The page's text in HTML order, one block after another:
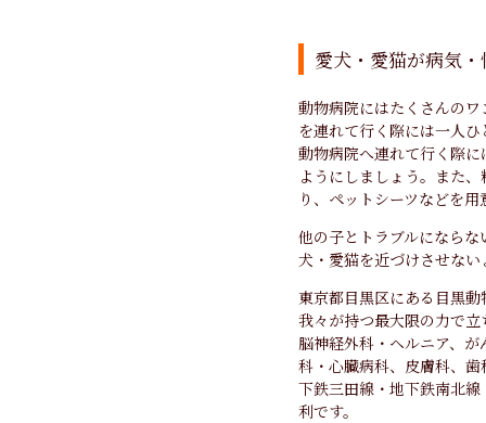
愛犬・愛猫が病気
動物病院にはたくさんの
を連れて行く際には一人
動物病院へ連れて行く際
ようにしましょう。また
り、ペットシーツなどを
他の子とトラブルになら
犬・愛猫を近づけさせな
東京都目黒区にある目黒
我々が持つ最大限の力で
脳神経外科・ヘルニア、
科・心臓病科、皮膚科、
下鉄三田線・地下鉄南北
利です。